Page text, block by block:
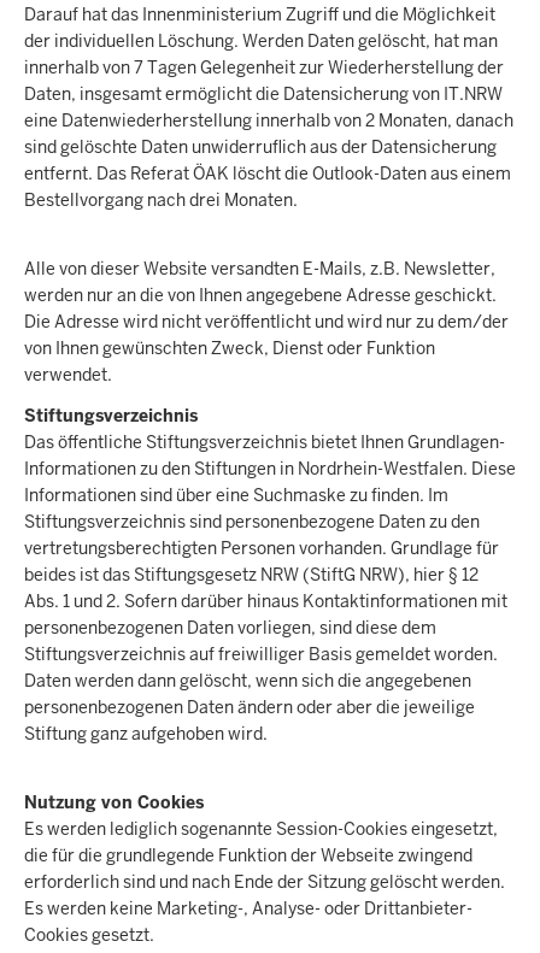
Darauf hat das Innenministerium Zugriff und die Möglichkeit
der individuellen Löschung. Werden Daten gelöscht, hat man
innerhalb von 7 Tagen Gelegenheit zur Wiederherstellung der
Daten, insgesamt ermöglicht die Datensicherung von IT.NRW
eine Datenwiederherstellung innerhalb von 2 Monaten, danach
sind gelöschte Daten unwiderruflich aus der Datensicherung
entfernt. Das Referat ÖAK löscht die Outlook-Daten aus einem
Bestellvorgang nach drei Monaten.
Alle von dieser Website versandten E-Mails, z.B. Newsletter,
werden nur an die von Ihnen angegebene Adresse geschickt.
Die Adresse wird nicht veröffentlicht und wird nur zu dem/der
von Ihnen gewünschten Zweck, Dienst oder Funktion
verwendet.
Stiftungsverzeichnis
Das öffentliche Stiftungsverzeichnis bietet Ihnen Grundlagen-
Informationen zu den Stiftungen in Nordrhein-Westfalen. Diese
Informationen sind über eine Suchmaske zu finden. Im
Stiftungsverzeichnis sind personenbezogene Daten zu den
vertretungsberechtigten Personen vorhanden. Grundlage für
beides ist das Stiftungsgesetz NRW (StiftG NRW), hier § 12
Abs. 1 und 2. Sofern darüber hinaus Kontaktinformationen mit
personenbezogenen Daten vorliegen, sind diese dem
Stiftungsverzeichnis auf freiwilliger Basis gemeldet worden.
Daten werden dann gelöscht, wenn sich die angegebenen
personenbezogenen Daten ändern oder aber die jeweilige
Stiftung ganz aufgehoben wird.
Nutzung von Cookies
Es werden lediglich sogenannte Session-Cookies eingesetzt,
die für die grundlegende Funktion der Webseite zwingend
erforderlich sind und nach Ende der Sitzung gelöscht werden.
Es werden keine Marketing-, Analyse- oder Drittanbieter-
Cookies gesetzt.